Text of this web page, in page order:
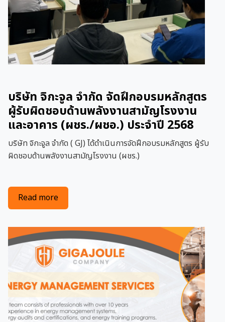
บริษัท จิกะจูล จำกัด จัดฝึกอบรมหลักสูตร
ผู้รับผิดชอบด้านพลังงานสามัญโรงงาน
และอาคาร (ผชร./ผชอ.) ประจำปี 2568
บริษัท จิกะจูล จำกัด ( GJ) ได้ดำเนินการจัดฝึกอบรมหลักสูตร ผู้รับ
ผิดชอบด้านพลังงานสามัญโรงงาน (ผชร.)
Read moreabout บริษัท จิกะจูล จำกัด จัดฝึกอบรมหลักสูตรผู้รั